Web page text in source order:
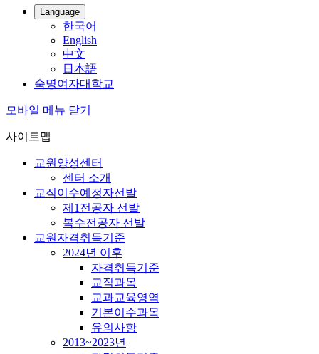
Language
한국어
English
中文
日本語
숙명여자대학교
모바일 메뉴 닫기
사이트맵
교원양성센터
센터 소개
교직이수예정자선발
제1전공자 선발
복수전공자 선발
교원자격취득기준
2024년 이후
자격취득기준
교직과목
교과교육영역
기본이수과목
유의사항
2013~2023년